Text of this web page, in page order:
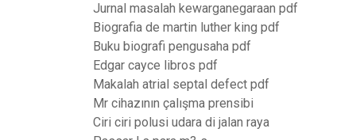
Jurnal masalah kewarganegaraan pdf
Biografia de martin luther king pdf
Buku biografi pengusaha pdf
Edgar cayce libros pdf
Makalah atrial septal defect pdf
Mr cihazının çalışma prensibi
Ciri ciri polusi udara di jalan raya